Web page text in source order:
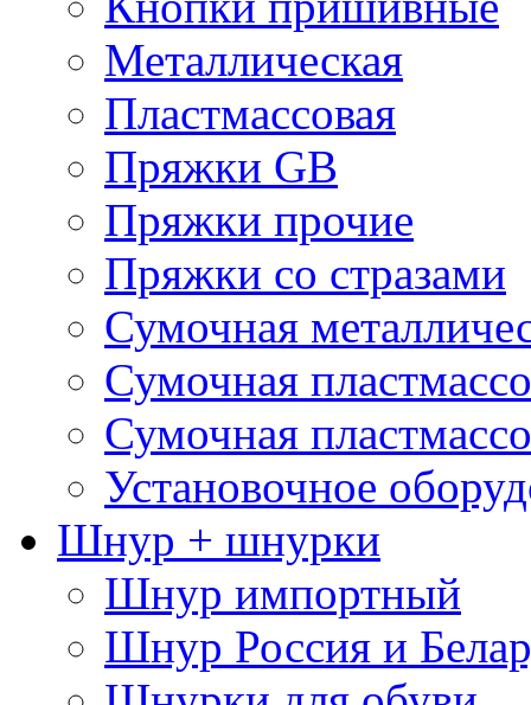
Металлическая
Пластмассовая
Пряжки GB
Пряжки прочие
Пряжки со стразами
Сумочная
Сумочная
Сумочная
Установочное
Шнур + шнурки
Шнур импортный
Шнур Россия и